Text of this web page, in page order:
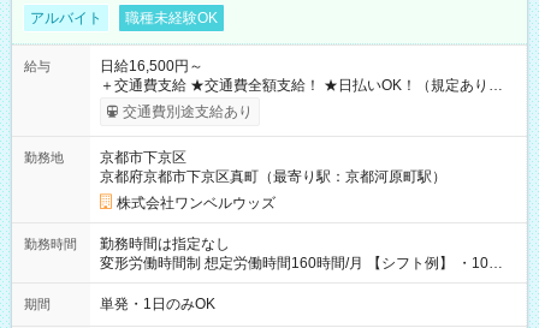
アルバイト 職種未経験OK
給与
日給16,500円～
＋交通費支給 ★交通費全額支給！ ★日払いOK！（規定あり） ┗
働いたその日に現金GET♪ お仕事後はコンビニATMから 日払
交通費別途支給あり
勤務地
京都市下京区
京都府京都市下京区真町（最寄り駅：京都河原町駅）
株式会社ワンベルウッズ
勤務時間
勤務時間は指定なし
変形労働時間制 想定労働時間160時間/月 【シフト例】 ・10：
00～20：00
期間 単発・1日のみOK